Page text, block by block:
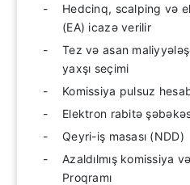
Hedcinq, scalping və
(EA) icazə verilir
Tez və asan
yaxşı seçimi
Komissiya pulsuz
Elektron rabitə
Qeyri-iş masası (NDD)
Azaldılmış komissiya
Proqramı